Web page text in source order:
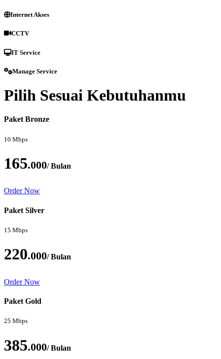
Internet Akses
CCTV
IT Service
Manage Service
Pilih Sesuai Kebutuhanmu
Paket Bronze
10 Mbps
165.000/ Bulan
Order Now
Paket Silver
15 Mbps
220.000/ Bulan
Order Now
Paket Gold
25 Mbps
385.000/ Bulan